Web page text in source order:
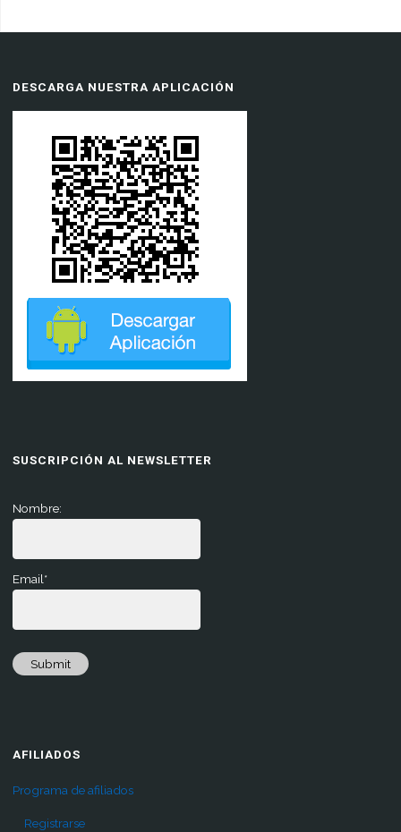
DESCARGA NUESTRA APLICACIÓN
SUSCRIPCIÓN AL NEWSLETTER
Nombre:
Email*
Submit
AFILIADOS
Programa de afiliados
Registrarse